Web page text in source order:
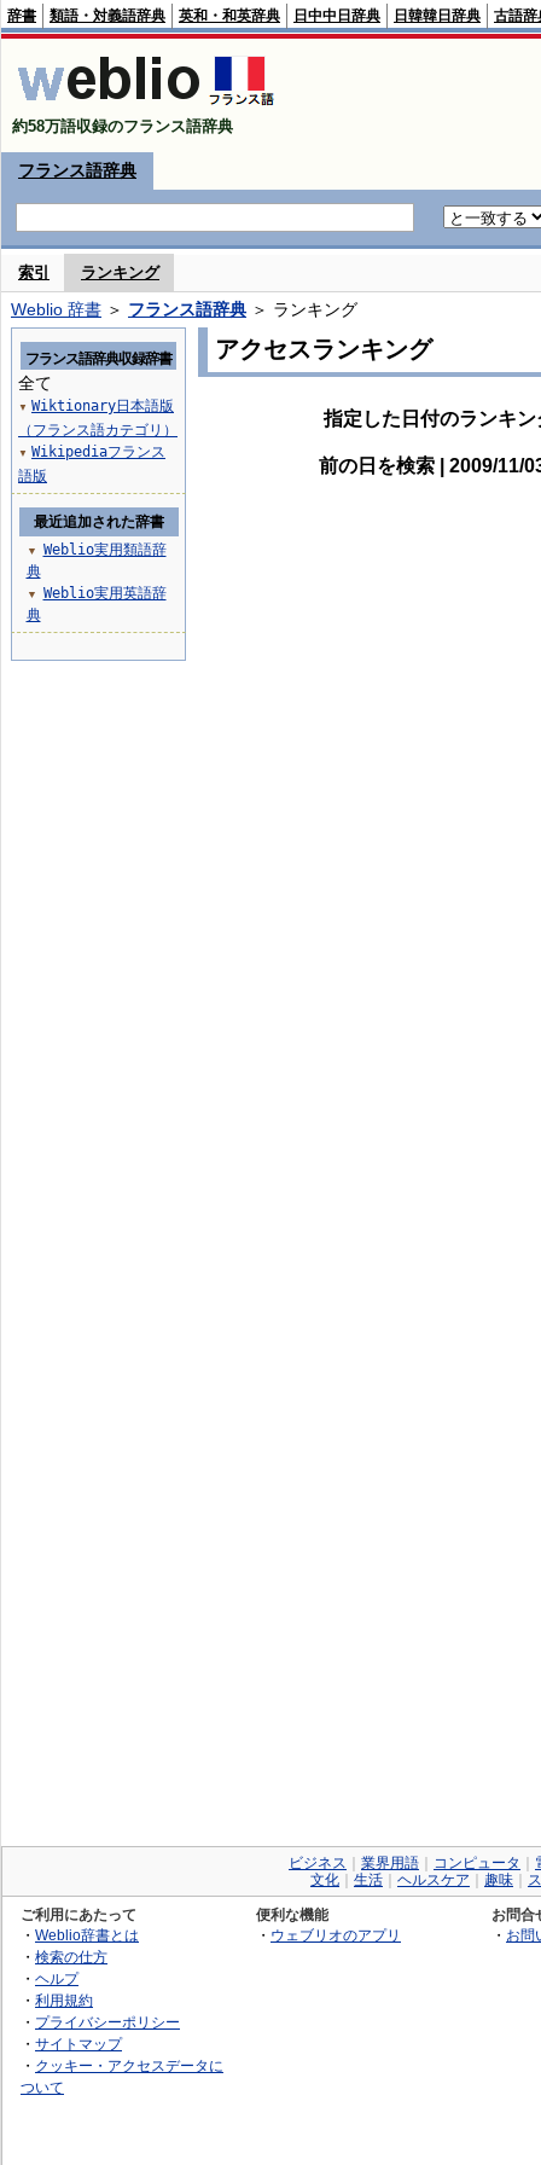
辞書 類語・対義語辞典 英和・和英辞典 日中中日辞典 日韓韓日辞典 古語辞
約58万語収録のフランス語辞典
フランス語辞典
索引 ランキング
Weblio 辞書 ＞ フランス語辞典 ＞ ランキング
アクセスランキング
指定した日付のランキ
前の日を検索 | 2009/11/
フランス語辞典収録辞書
全て
▼ Wiktionary日本語版
（フランス語カテゴリ）
▼ Wikipediaフランス
語版
最近追加された辞書
▼
Weblio実用類語辞
典
▼
Weblio実用英語辞
典
ビジネス 業界用語 コンピュータ
文化
生活 ヘルスケア 趣味
ご利用にあたって
・ Weblio辞書とは
・ 検索の仕方
・ ヘルプ
・ 利用規約
・ プライバシーポリシー
・ サイトマップ
・ クッキー・アクセスデータに
ついて
便利な機能
・ ウェブリオのアプリ
お問合
・ お問